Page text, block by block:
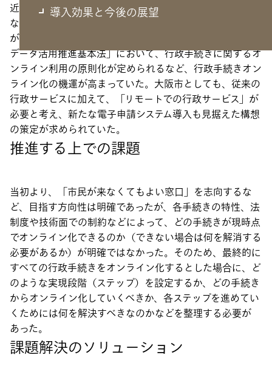
導入効果と今後の展望
近年、スマートフォンの利用を前提としたサービスの拡大
など、いつでもどこでも様々なサービスが受けられる環境
が整備されてきている。当時の国の動向としても、「官民
データ活用推進基本法」において、行政手続きに関するオ
ンライン利用の原則化が定められるなど、行政手続きオン
ライン化の機運が高まっていた。大阪市としても、従来の
行政サービスに加えて、「リモートでの行政サービス」が
必要と考え、新たな電子申請システム導入も見据えた構想
の策定が求められていた。
推進する上での課題
当初より、「市民が来なくてもよい窓口」を志向するな
ど、目指す方向性は明確であったが、各手続きの特性、法
制度や技術面での制約などによって、どの手続きが現時点
でオンライン化できるのか（できない場合は何を解消する
必要があるか）が明確ではなかった。そのため、最終的に
すべての行政手続きをオンライン化するとした場合に、ど
のような実現段階（ステップ）を設定するか、どの手続き
からオンライン化していくべきか、各ステップを進めてい
くためには何を解決すべきなのかなどを整理する必要が
あった。
課題解決のソリューション